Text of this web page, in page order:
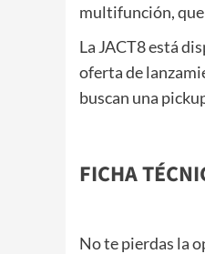
multifunción, que
La JACT8 está
oferta de
buscan una
FICHA
No te pierdas la